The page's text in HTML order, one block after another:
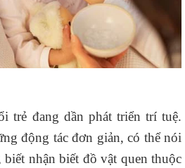
trẻ đang dần phát triển trí tuệ.
động tác đơn giản, có thể nói
nhận biết đồ vật quen thuộc